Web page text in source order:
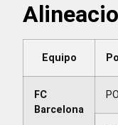
Equipo
FC
Barcelona